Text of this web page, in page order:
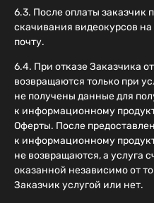
6.3. После оплаты заказчик
скачивания видеокурсов
почту.
6.4. При отказе Заказчика
возвращаются только при
не получены данные для
к информационному
Оферты. После
к информационному
не возвращаются, а услуга
оказанной независимо от
Заказчик услугой или нет.